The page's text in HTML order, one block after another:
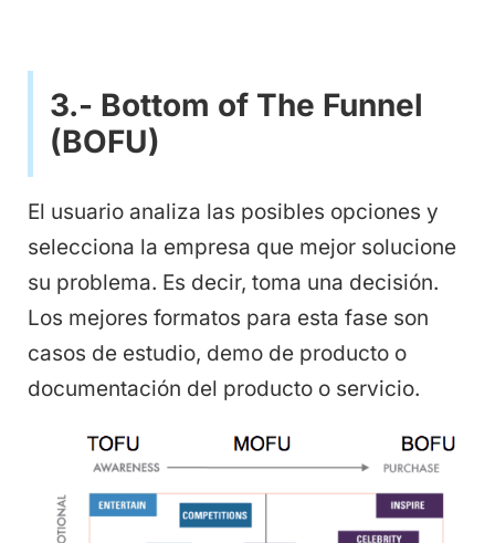
3.- Bottom of The Funnel
(BOFU)
El usuario analiza las posibles opciones y
selecciona la empresa que mejor solucione
su problema. Es decir, toma una decisión.
Los mejores formatos para esta fase son
casos de estudio, demo de producto o
documentación del producto o servicio.